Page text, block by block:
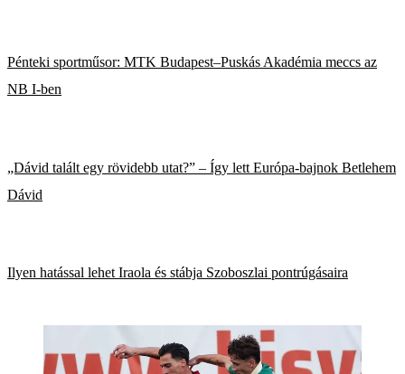
Pénteki sportműsor: MTK Budapest–Puskás Akadémia meccs az
NB I-ben
„Dávid talált egy rövidebb utat?” – Így lett Európa-bajnok Betlehem
Dávid
Ilyen hatással lehet Iraola és stábja Szoboszlai pontrúgásaira